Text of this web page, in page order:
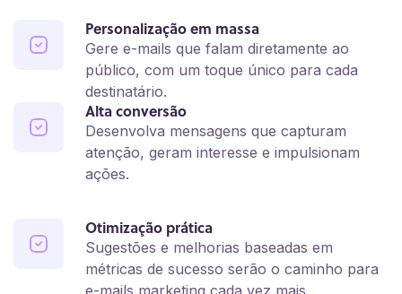
Personalização em massa
Gere e-mails que falam diretamente ao
público, com um toque único para cada
destinatário.
Alta conversão
Desenvolva mensagens que capturam
atenção, geram interesse e impulsionam
ações.
Otimização prática
Sugestões e melhorias baseadas em
métricas de sucesso serão o caminho para
e-mails marketing cada vez mais